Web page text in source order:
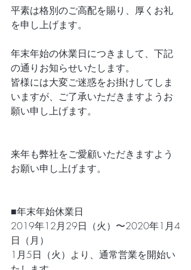
平素は格別のご高配を賜り、厚くお礼
を申し上げます。
年末年始の休業日につきまして、下記
の通りお知らせいたします。
皆様には大変ご迷惑をお掛けしてしま
いますが、ご了承いただきますようお
願い申し上げます。
来年も弊社をご愛顧いただきますよう
お願い申し上げます。
■年末年始休業日
2019年12月29日（火）〜2020年1月4
日（月）
1月5日（火）より、通常営業を開始い